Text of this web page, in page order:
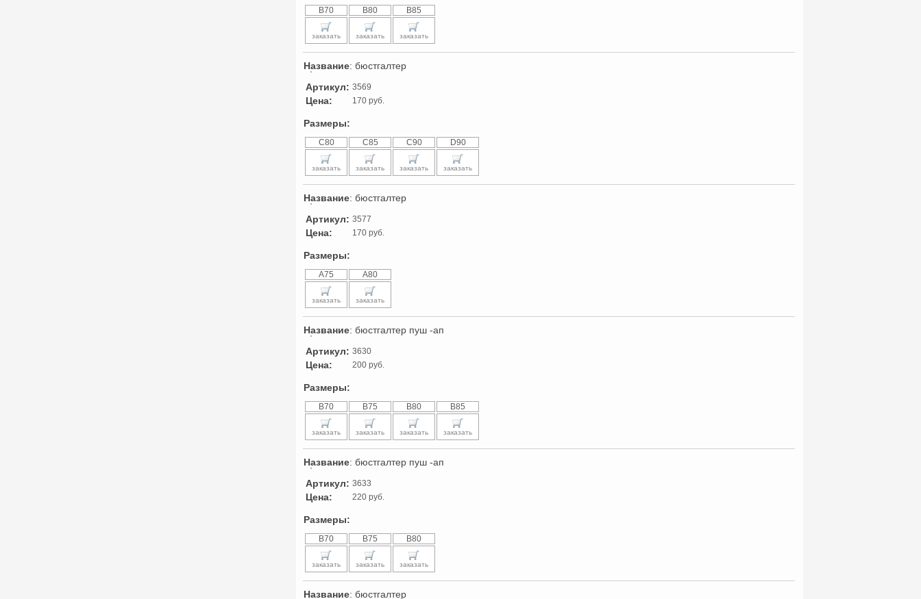
B70 B80 B85
заказать заказать заказать
Название: бюстгалтер
Артикул: 3569
Цена: 170 руб.
Размеры:
C80 C85 C90 D90
заказать заказать заказать заказать
Название: бюстгалтер
Артикул: 3577
Цена: 170 руб.
Размеры:
A75 A80
заказать заказать
Название: бюстгалтер пуш -ап
Артикул: 3630
Цена: 200 руб.
Размеры:
B70 B75 B80 B85
заказать заказать заказать заказать
Название: бюстгалтер пуш -ап
Артикул: 3633
Цена: 220 руб.
Размеры:
B70 B75 B80
заказать заказать заказать
Название: бюстгалтер